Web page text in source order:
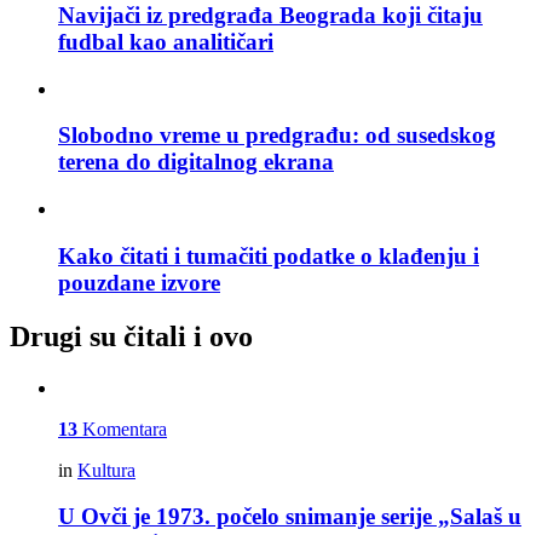
Navijači iz predgrađa Beograda koji čitaju
fudbal kao analitičari
Slobodno vreme u predgrađu: od susedskog
terena do digitalnog ekrana
Kako čitati i tumačiti podatke o klađenju i
pouzdane izvore
Drugi su čitali i ovo
13 Komentara
in Kultura
U Ovči je 1973. počelo snimanje serije „Salaš u